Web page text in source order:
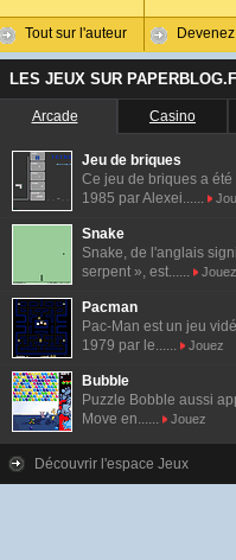
Tout sur l'auteur
LES JEUX SUR
Arcade Casino
Jeu de briques
Ce jeu de briques a été
1985 par Alexei......
Snake
Snake, de l'anglais
serpent », est......
Jouez
Pacman
Pac-Man est un jeu
1979 par le......
Jouez
Bubble
Puzzle Bobble aussi
Move en......
Jouez
Découvrir l'espace Jeux